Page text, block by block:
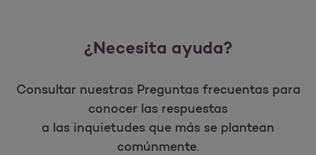
¿Necesita ayuda?
Consultar nuestras Preguntas frecuentas para
conocer las respuestas
a las inquietudes que más se plantean
comúnmente.